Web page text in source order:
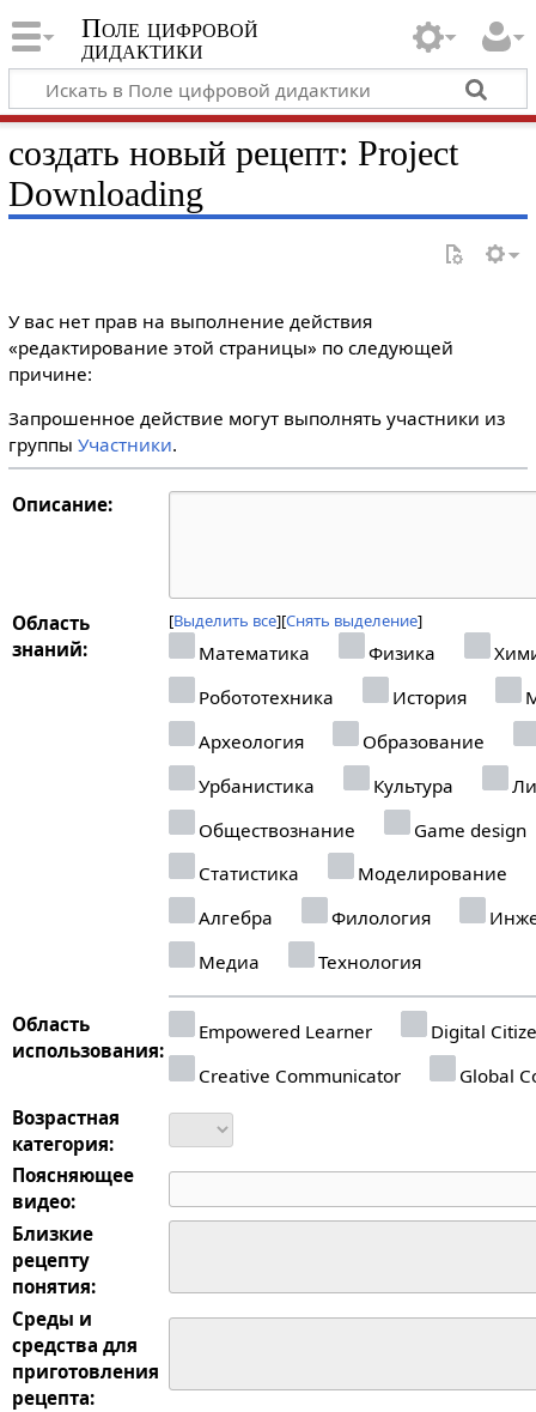
Поле цифровой
дидактики
создать новый рецепт: Project
Downloading
У вас нет прав на выполнение действия
«редактирование этой страницы» по следующей
причине:
Запрошенное действие могут выполнять участники из
группы Участники.
Описание:
Область
знаний:
Выделить все Снять выделение
Математика Физика
Робототехника
История
Археология
Образование
Урбанистика
Культура
Обществознание
Game design
Статистика
Моделирование
Алгебра
Филология
Медиа
Технология
Область
использования:
Empowered Learner
Digital
Creative Communicator
Global
Возрастная
категория:
Поясняющее
видео:
Близкие
рецепту
понятия:
Среды и
средства для
приготовления
рецепта: